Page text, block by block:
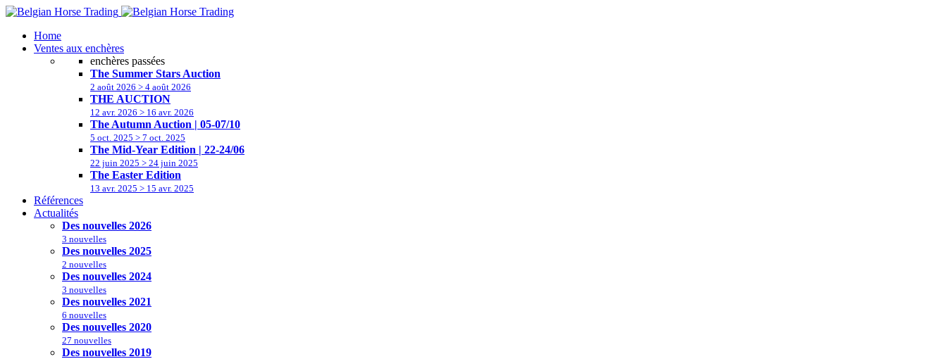
Home
Ventes aux enchères
enchères passées
The Summer Stars Auction
2 août 2026 > 4 août 2026
THE AUCTION
12 avr. 2026 > 16 avr. 2026
The Autumn Auction | 05-07/10
5 oct. 2025 > 7 oct. 2025
The Mid-Year Edition | 22-24/06
22 juin 2025 > 24 juin 2025
The Easter Edition
13 avr. 2025 > 15 avr. 2025
Références
Actualités
Des nouvelles 2026
3 nouvelles
Des nouvelles 2025
2 nouvelles
Des nouvelles 2024
3 nouvelles
Des nouvelles 2021
6 nouvelles
Des nouvelles 2020
27 nouvelles
Des nouvelles 2019